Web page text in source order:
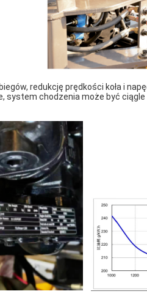
redukcję prędkości koła i
system chodzenia może być